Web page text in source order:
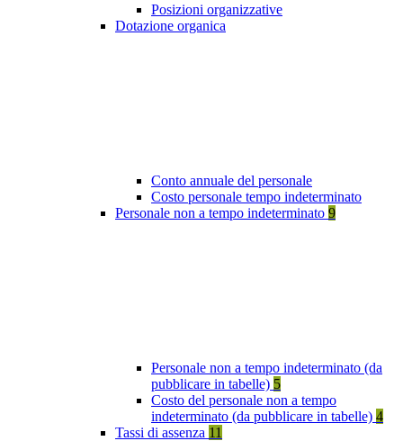
Posizioni organizzative
Dotazione organica
Conto annuale del personale
Costo personale tempo indeterminato
Personale non a tempo indeterminato 9
Personale non a tempo indeterminato (da
pubblicare in tabelle) 5
Costo del personale non a tempo
indeterminato (da pubblicare in tabelle) 4
Tassi di assenza 11